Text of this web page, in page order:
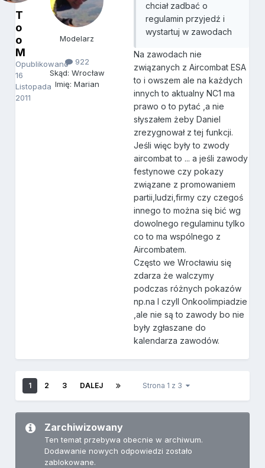
T
o
o
M
Opublikowano
16
Listopada
2011
Modelarz
922
Skąd: Wrocław
Imię: Marian
chciał zadbać o
regulamin przyjedź i
wystartuj w zawodach
Na zawodach nie
związanych z Aircombat ESA
to i owszem ale na każdych
innych to aktualny NC1 ma
prawo o to pytać ,a nie
słyszałem żeby Daniel
zrezygnował z tej funkcji.
Jeśli więc były to zwody
aircombat to ... a jeśli zawody
festynowe czy pokazy
związane z promowaniem
partii,ludzi,firmy czy czegoś
innego to można się bić wg
dowolnego regulaminu tylko
co to ma wspólnego z
Aircombatem.
Często we Wrocławiu się
zdarza że walczymy
podczas różnych pokazów
np.na I czyII Onkoolimpiadzie
,ale nie są to zawody bo nie
były zgłaszane do
kalendarza zawodów.
1 2 3 DALEJ Strona 1 z 3
Zarchiwizowany
Ten temat przebywa obecnie w archiwum.
Dodawanie nowych odpowiedzi zostało
zablokowane.